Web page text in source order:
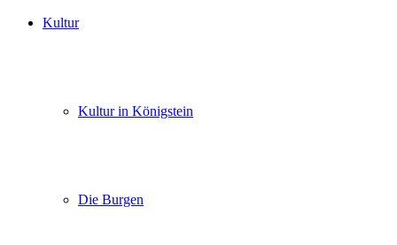
Kultur
Kultur in Königstein
Die Burgen